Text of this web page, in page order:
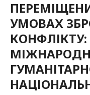
УМОВАХ
КОНФЛІКТУ: